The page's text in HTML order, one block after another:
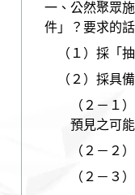
一、公然聚眾
件」？要求的
（１）採「
（２）採具
（２－１
預見之可能
（２－２
（２－３